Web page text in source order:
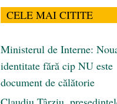
CELE MAI CITITE
Ministerul de Interne:
identitate fără cip NU este
document de călătorie